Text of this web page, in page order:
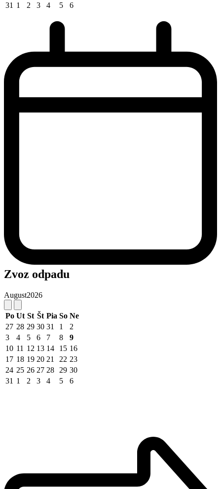
31 1 2 3 4 5 6
Zvoz odpadu
August2026
Po Ut St Št Pia So Ne
27 28 29 30 31 1
2
3
4 5 6 7 8
9
10 11 12 13 14 15 16
17 18 19 20 21 22 23
24 25 26 27 28 29 30
31 1 2 3 4 5 6